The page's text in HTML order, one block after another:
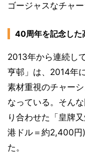
ゴージャスなチャー
40周年を記念した
2013年から連続し
亨邨」は、2014年
素材重視のチャー
なっている。そん
り合わせた「皇牌
港ドル＝約2,400円
た。